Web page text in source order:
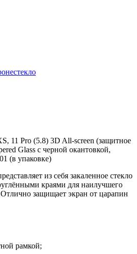
S, 11 Pro (5.8) 3D All-screen (защитное
Glass с черной окантовкой,
(в упаковке)
из себя закаленное стекло
краями для наилучшего
защищает экран от царапин
рамкой;